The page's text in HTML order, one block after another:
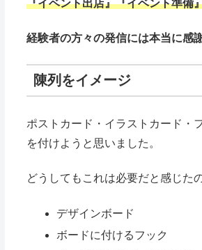
『イベント出店』『イベント準備
経験者の方々の発信には本当に感
陳列をイメージ
ポストカード・イラストカード・
を付けようと思いました。
どうしてもこれは必要だと感じた
デザインボード
ボードに付けるフック